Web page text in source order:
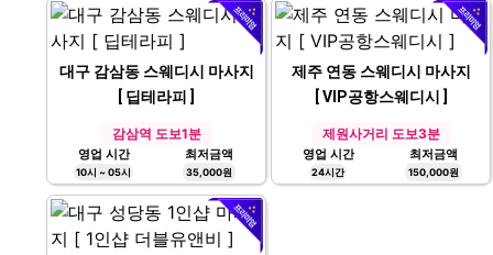
대구 감삼동 스웨디시 마사지
[ 딥테라피 ]
감삼역 도보1분
영업 시간
10시 ~ 05시
최저금액
35,000원
제주 연동 스웨디시 마사지
[ VIP공항스웨디시 ]
제원사거리 도보3분
영업 시간
24시간
최저금액
150,000원